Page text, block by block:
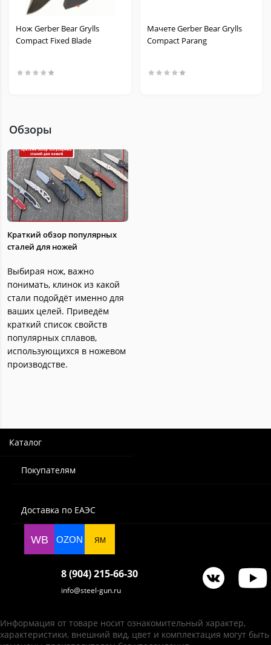
Нож Gerber Bear Grylls
Compact Fixed Blade
Мачете Gerber Bear Grylls
Compact Parang
Обзоры
Краткий обзор популярных
сталей для ножей
Выбирая нож, важно
понимать, клинок из какой
стали подойдёт именно для
ваших целей. Приведём
краткий список свойств
популярных сплавов,
использующихся в ножевом
производстве.
Каталог
Покупателям
Доставка по ЕАЭС
WB OZON ЯМ
8 (904) 215-66-30
info@steel-gun.ru
Информация от товаре носит ознакомительный характер,
характеристики, внешний вид, цвет и комплектация могут быть